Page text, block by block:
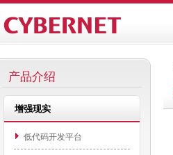
产品介绍
增强现实
低代码开发平台